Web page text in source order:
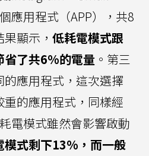
應用程式（APP），共8
顯示， 低耗電模式跟
省了共6%的電量 。第三
應用程式，這次選擇
的應用程式，同樣經
電模式雖然會影響啟動
模式剩下13%，而一般